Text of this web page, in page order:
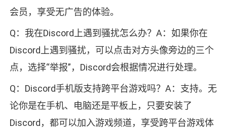
会员，享受无广告的体验。
Q：我在Discord上遇到骚扰怎么办？A：如果你在
Discord上遇到骚扰，可以点击对方头像旁边的三个
点，选择“举报”，Discord会根据情况进行处理。
Q：Discord手机版支持跨平台游戏吗？A：支持。无
论你是在手机、电脑还是平板上，只要安装了
Discord，都可以加入游戏频道，享受跨平台游戏体